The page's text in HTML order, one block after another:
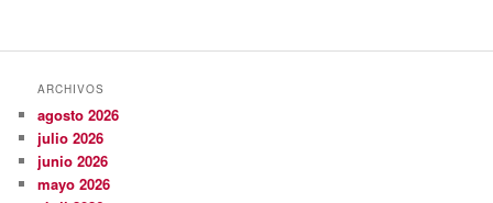
ARCHIVOS
agosto 2026
julio 2026
junio 2026
mayo 2026